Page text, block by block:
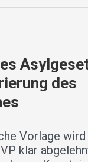
des
Vorlage
klar